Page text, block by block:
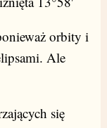
orbity i
Ale
się